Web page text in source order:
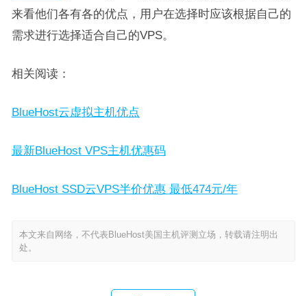
来看他们各有各的优点，用户在选择时应该根据自己的
需求进行选择适合自己的VPS。
相关阅读：
BlueHost云虚拟主机优点
最新BlueHost VPS主机优惠码
BlueHost SSD云VPS半价优惠 最低474元/年
本文来自网络，不代表BlueHost美国主机评测立场，转载请注明出
处。